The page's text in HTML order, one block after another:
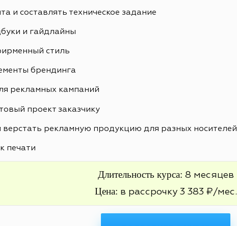
и составлять техническое задание
и гайдлайны
стиль
брендинга
рекламных кампаний
проект заказчику
верстать рекламную продукцию для разных носителей
печати
Длительность курса: 8 месяцев
Цена: в рассрочку 3 383 ₽/мес.